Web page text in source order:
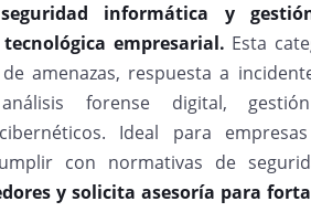
informática y
empresarial. Esta
amenazas, respuesta a
forense digital,
Ideal para
con normativas de
y solicita asesoría para